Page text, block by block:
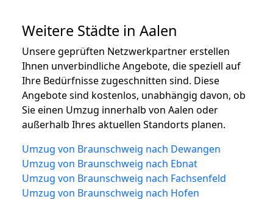
Weitere Städte in Aalen
Unsere geprüften Netzwerkpartner erstellen
Ihnen unverbindliche Angebote, die speziell auf
Ihre Bedürfnisse zugeschnitten sind. Diese
Angebote sind kostenlos, unabhängig davon, ob
Sie einen Umzug innerhalb von Aalen oder
außerhalb Ihres aktuellen Standorts planen.
Umzug von Braunschweig nach Dewangen
Umzug von Braunschweig nach Ebnat
Umzug von Braunschweig nach Fachsenfeld
Umzug von Braunschweig nach Hofen